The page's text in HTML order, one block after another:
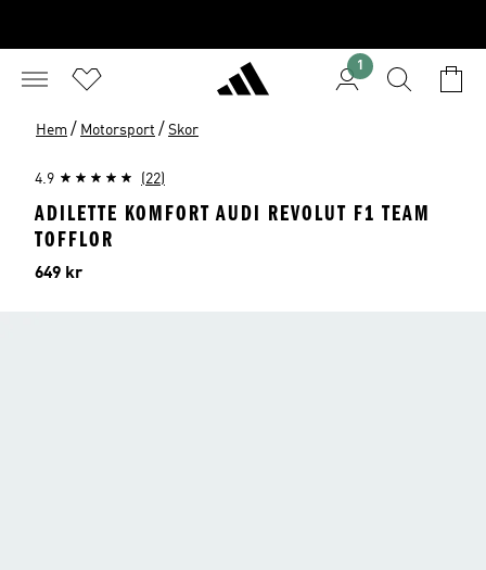
1
Hem / Motorsport / Skor
4.9 (22)
ADILETTE KOMFORT AUDI REVOLUT F1 TEAM
TOFFLOR
Pris
649 kr